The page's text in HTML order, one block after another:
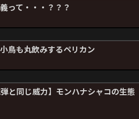
って・・・？？？
鳥も丸飲みするペリカン
弾と同じ威力】モンハナシャコの生態